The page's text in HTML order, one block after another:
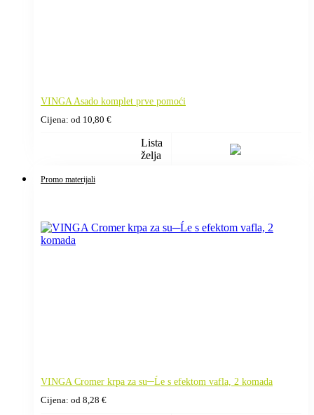
VINGA Asado komplet prve pomoći
Cijena: od 10,80 €
Lista
želja
Promo materijali
VINGA Cromer krpa za su─Ĺe s efektom vafla, 2 komada
Cijena: od 8,28 €